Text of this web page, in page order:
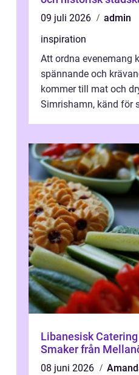
09 juli 2026
admin
inspiration
Att ordna evenemang
spännande och
kommer till mat och
Simrishamn, känd för
Libanesisk
Smaker från
08 juni 2026